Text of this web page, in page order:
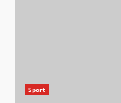
Sport